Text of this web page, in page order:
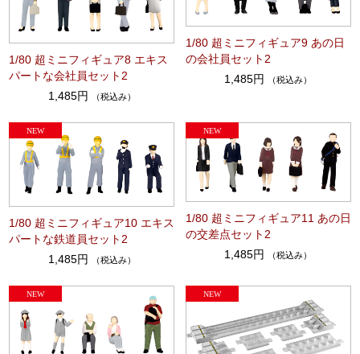
1/80 超ミニフィギュア8 エキス
パートな会社員セット2
1,485円
（税込み）
1/80 超ミニフィギュア9 あの日
の会社員セット2
1,485円
（税込み）
1/80 超ミニフィギュア10 エキス
パートな鉄道員セット2
1,485円
（税込み）
1/80 超ミニフィギュア11 あの日
の交差点セット2
1,485円
（税込み）